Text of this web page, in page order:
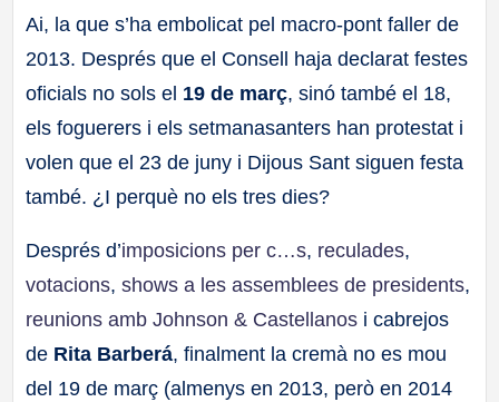
Ai, la que s’ha embolicat pel macro-pont faller de
2013. Després que el Consell haja declarat festes
oficials no sols el 19 de març, sinó també el 18,
els foguerers i els setmanasanters han protestat i
volen que el 23 de juny i Dijous Sant siguen festa
també. ¿I perquè no els tres dies?
Després d’imposicions per c…s, reculades,
votacions,shows a les assemblees de presidents,
reunions amb Johnson & Castellanos i cabrejos
de Rita Barberá, finalment la cremà no es mou
del 19 de març (almenys en 2013, però en 2014